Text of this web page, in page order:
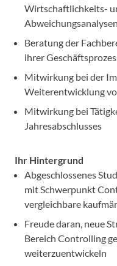
Wirtschaftlichkeits-
Abweichungsanalysen
Beratung der
ihrer
Mitwirkung bei der
Weiterentwicklung
Mitwirkung bei
Jahresabschlusses
Ihr Hintergrund
Abgeschlossenes
mit Schwerpunkt
vergleichbare
Freude daran, neue
Bereich Controlling
weiterzuentwickeln